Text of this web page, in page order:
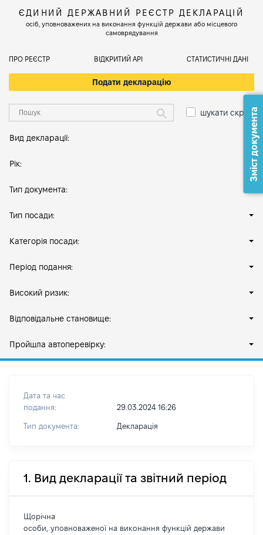
ЄДИНИЙ ДЕРЖАВНИЙ РЕЄСТР ДЕКЛАРАЦІЙ
осіб, уповноважених на виконання функцій держави або місцевого
самоврядування
ПРО РЕЄСТР ВІДКРИТИЙ АРІ СТАТИСТИЧНІ ДАНІ
Подати декларацію
шукати скрізь
Вид декларації:
Рік:
Тип документа:
Тип посади:
Категорія посади:
Період подання:
Високий ризик:
Відповідальне становище:
Пройшла автоперевірку:
Дата та час
подання:
29.03.2024 16:26
Тип документа: Декларація
1. Вид декларації та звітний період
Щорічна
особи, уповноваженої на виконання функцій держави
Зміст документа